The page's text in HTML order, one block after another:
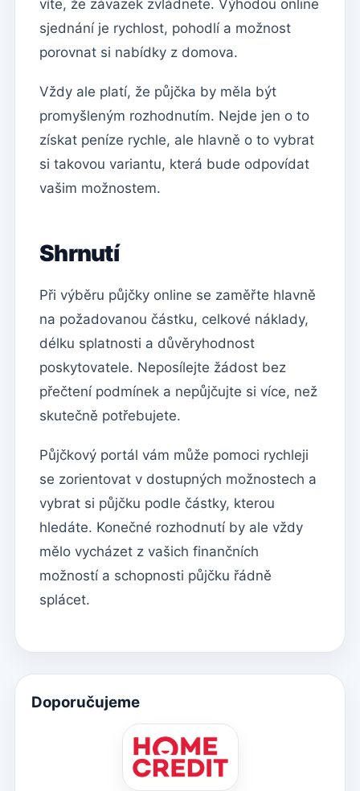
víte, že závazek zvládnete. Výhodou online
sjednání je rychlost, pohodlí a možnost
porovnat si nabídky z domova.
Vždy ale platí, že půjčka by měla být
promyšleným rozhodnutím. Nejde jen o to
získat peníze rychle, ale hlavně o to vybrat
si takovou variantu, která bude odpovídat
vašim možnostem.
Shrnutí
Při výběru půjčky online se zaměřte hlavně
na požadovanou částku, celkové náklady,
délku splatnosti a důvěryhodnost
poskytovatele. Neposílejte žádost bez
přečtení podmínek a nepůjčujte si více, než
skutečně potřebujete.
Půjčkový portál vám může pomoci rychleji
se zorientovat v dostupných možnostech a
vybrat si půjčku podle částky, kterou
hledáte. Konečné rozhodnutí by ale vždy
mělo vycházet z vašich finančních
možností a schopnosti půjčku řádně
splácet.
Doporučujeme